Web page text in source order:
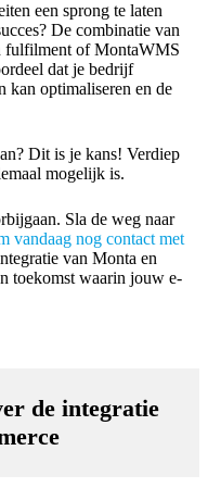
een sprong te laten
De combinatie van
fulfilment of MontaWMS
dat je bedrijf
kan optimaliseren en de
Dit is je kans! Verdiep
mogelijk is.
Sla de weg naar
vandaag nog contact met
van Monta en
toekomst waarin jouw e-
de integratie